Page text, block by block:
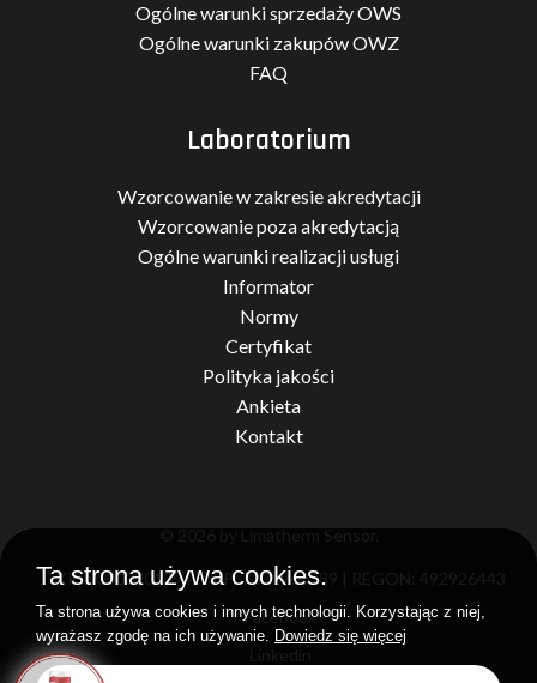
Ogólne warunki sprzedaży OWS
Ogólne warunki zakupów OWZ
FAQ
Laboratorium
Wzorcowanie w zakresie akredytacji
Wzorcowanie poza akredytacją
Ogólne warunki realizacji usługi
Informator
Normy
Certyfikat
Polityka jakości
Ankieta
Kontakt
© 2026 by Limatherm Sensor.
KRS: 0000201394 | NIP: 7371966189 | REGON: 492926443
Facebook
Ta strona używa cookies.
Ta strona używa cookies i innych technologii. Korzystając z niej,
wyrażasz zgodę na ich używanie. Dowiedz się więcej